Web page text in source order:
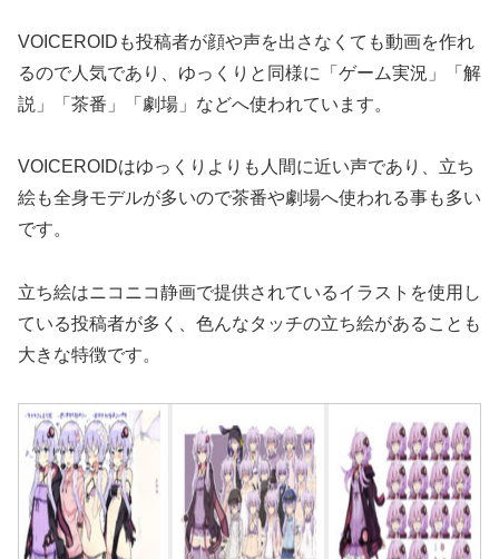
VOICEROIDも投稿者が顔や声を出さなくても動画を作れ
るので人気であり、ゆっくりと同様に「ゲーム実況」「解
説」「茶番」「劇場」などへ使われています。
VOICEROIDはゆっくりよりも人間に近い声であり、立ち
絵も全身モデルが多いので茶番や劇場へ使われる事も多い
です。
立ち絵はニコニコ静画で提供されているイラストを使用し
ている投稿者が多く、色んなタッチの立ち絵があることも
大きな特徴です。